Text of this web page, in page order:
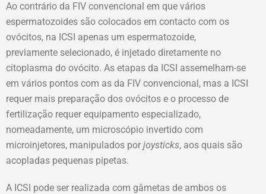
Ao contrário da FIV convencional em que vários
espermatozoides são colocados em contacto com os
ovócitos, na ICSI apenas um espermatozoide,
previamente selecionado, é injetado diretamente no
citoplasma do ovócito. As etapas da ICSI assemelham-se
em vários pontos com as da FIV convencional, mas a ICSI
requer mais preparação dos ovócitos e o processo de
fertilização requer equipamento especializado,
nomeadamente, um microscópio invertido com
microinjetores, manipulados por joysticks, aos quais são
acopladas pequenas pipetas.
A ICSI pode ser realizada com gâmetas de ambos os